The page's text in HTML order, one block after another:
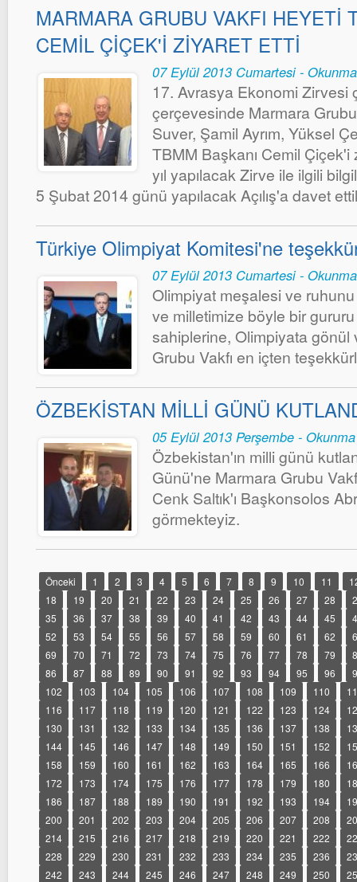
MARMARA GRUBU VAKFI HEYETİ
CEMİL ÇİÇEK'İ ZİYARET ETTİ
07 Eylül 2013 Cumartesi -
17. Avrasya Ekonomi Zirvesi
çerçevesinde Marmara
Suver, Şamil Ayrım, Yüksel
TBMM Başkanı Cemil
yıl yapılacak Zirve ile ilgili
5 Şubat 2014 günü yapılacak Açılış'a davet
Türkiye Olimpiyat Komitesi'ne
07 Eylül 2013 Cumartesi -
Olimpiyat meşalesi ve ruhunu
ve milletimize böyle bir gururu
sahiplerine, Olimpiyata gönül
Grubu Vakfı en içten
ÖZBEKİSTAN MİLLİ GÜNÜ
05 Eylül 2013 Perşembe -
Özbekistan'ın milli günü
Günü'ne Marmara Grubu
Cenk Saltık'ı Başkonsolos
görmekteyiz.
Önceki 1 2 3 4 5 6 7 8 9 10 11
18
19 20 21 22 23 24 25 26 27 28
35
36 37 38 39 40 41 42 43 44 45
52
53 54 55 56 57 58 59 60 61 62
69
70 71 72 73 74 75 76 77 78 79
86
87 88 89 90 91 92 93 94 95 96
102
103 104 105 106 107 108 109 110
116
117 118 119 120 121 122 123 124
130
131 132 133 134 135 136 137 138
144
145 146 147 148 149 150 151 152
158
159 160 161 162 163 164 165 166
172
173 174 175 176 177 178 179 180
186
187 188 189 190 191 192 193 194
200
201 202 203 204 205 206 207 208
214
215 216 217 218 219 220 221 222
228
229 230 231 232 233 234 235 236
242
243 244 245 246 247 248 249 250